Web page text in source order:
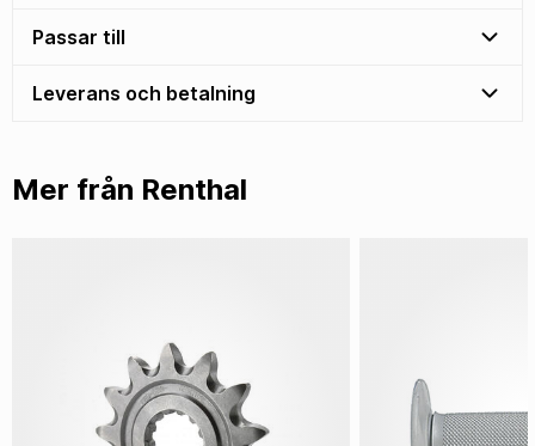
Passar till
Leverans och betalning
Mer från Renthal